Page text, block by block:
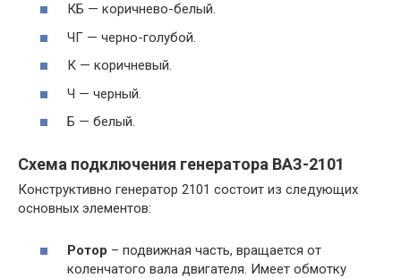
КБ — коричнево-белый.
ЧГ — черно-голубой.
К — коричневый.
Ч — черный.
Б — белый.
Схема подключения генератора ВАЗ-2101
Конструктивно генератор 2101 состоит из следующих
основных элементов:
Ротор – подвижная часть, вращается от
коленчатого вала двигателя. Имеет обмотку